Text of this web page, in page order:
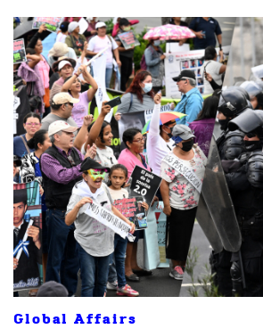
Global Affairs